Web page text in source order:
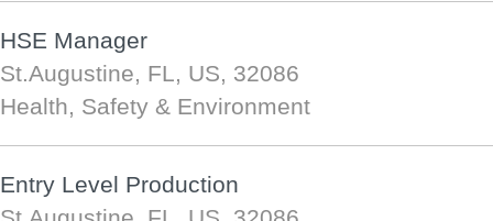
HSE Manager
St.Augustine, FL, US, 32086
Health, Safety & Environment
Entry Level Production